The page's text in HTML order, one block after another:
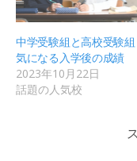
中学受験組と高校受験
気になる入学後の成績
2023年10月22日
話題の人気校